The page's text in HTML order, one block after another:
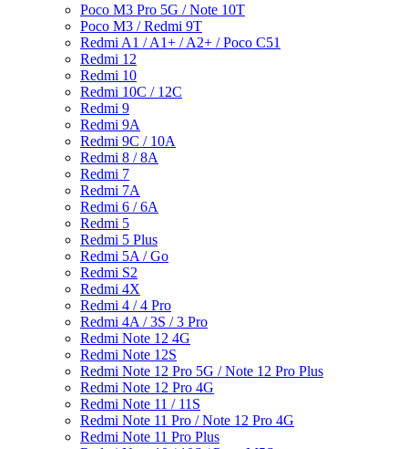
Poco M3 Pro 5G / Note 10T
Poco M3 / Redmi 9T
Redmi A1 / A1+ / A2+ / Poco C51
Redmi 12
Redmi 10
Redmi 10C / 12C
Redmi 9
Redmi 9A
Redmi 9C / 10A
Redmi 8 / 8A
Redmi 7
Redmi 7A
Redmi 6 / 6A
Redmi 5
Redmi 5 Plus
Redmi 5A / Go
Redmi S2
Redmi 4X
Redmi 4 / 4 Pro
Redmi 4A / 3S / 3 Pro
Redmi Note 12 4G
Redmi Note 12S
Redmi Note 12 Pro 5G / Note 12 Pro Plus
Redmi Note 12 Pro 4G
Redmi Note 11 / 11S
Redmi Note 11 Pro / Note 12 Pro 4G
Redmi Note 11 Pro Plus